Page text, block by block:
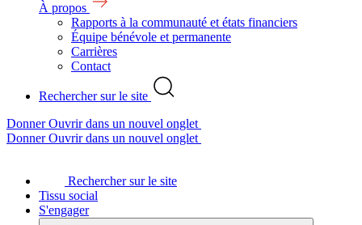
À propos
Rapports à la communauté et états financiers
Équipe bénévole et permanente
Carrières
Contact
Rechercher sur le site
DonnerOuvrir dans un nouvel onglet
DonnerOuvrir dans un nouvel onglet
Rechercher sur le site
Tissu social
S'engager